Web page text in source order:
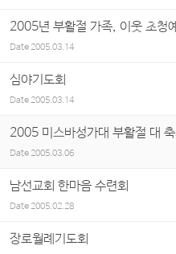
2005년 부활절 가족, 이웃 초청
Date2005.03.14
심야기도회
Date2005.03.14
2005 미스바성가대 부활절 대
Date 2005.03.06
남선교회 한마음 수련회
Date2005.02.28
장로월례기도회